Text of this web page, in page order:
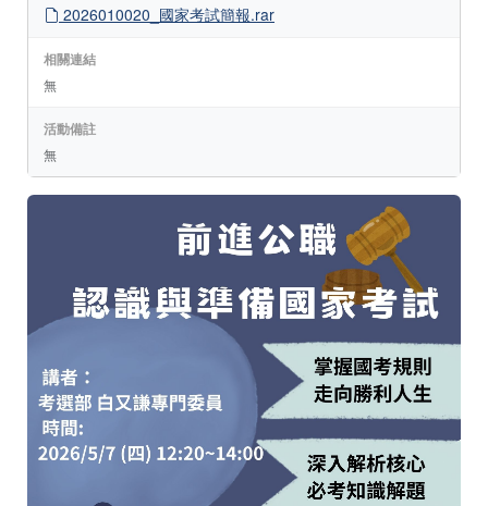
2026010020_國家考試簡報.rar
相關連結
無
活動備註
無